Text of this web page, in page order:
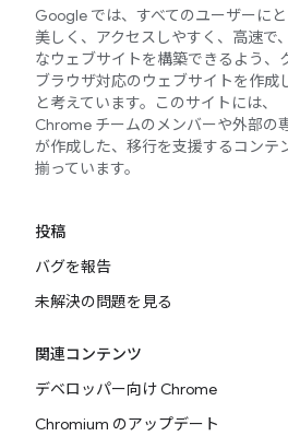
Google では、すべてのユーザーにと
美しく、アクセスしやすく、高速で
なウェブサイトを構築できるよう、
ブラウザ対応のウェブサイトを作成
と考えています。このサイトには、
Chrome チームのメンバーや外部の
が作成した、移行を支援するコンテ
揃っています。
投稿
バグを報告
未解決の問題を見る
関連コンテンツ
デベロッパー向け Chrome
Chromium のアップデート